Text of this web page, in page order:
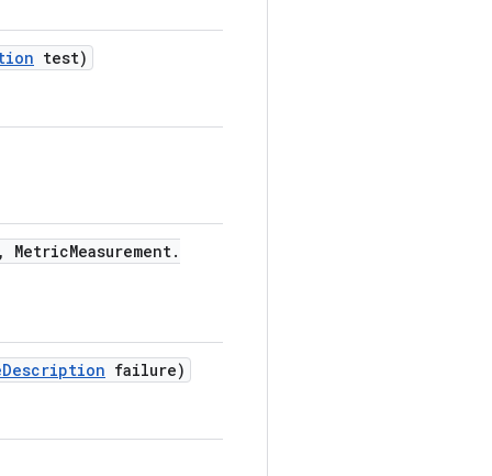
test)
, MetricMeasurement.
Description failure)